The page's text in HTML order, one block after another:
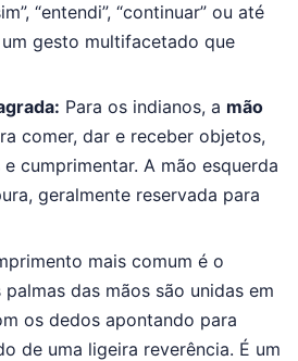
“entendi”, “continuar” ou até
um gesto multifacetado que
Para os indianos, a mão
comer, dar e receber objetos,
cumprimentar. A mão esquerda
geralmente reservada para
mais comum é o
palmas das mãos são unidas em
os dedos apontando para
de uma ligeira reverência. É um